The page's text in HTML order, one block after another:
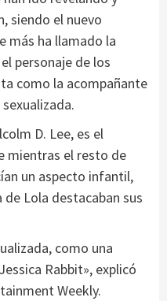
siendo el nuevo
más ha llamado la
personaje de los
como la acompañante
D. Lee, es el
mientras el resto de
un aspecto infantil,
Lola destacaban sus
como una
Rabbit», explicó
Weekly.